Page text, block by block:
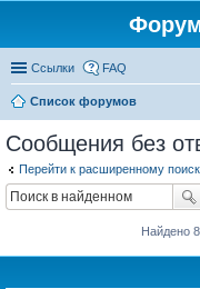
Ссылки FAQ
Список форумов
Сообщения без
Перейти к расширенному
Найдено